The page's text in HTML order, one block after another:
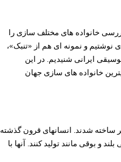
خانواده های مختلف سازی را
نوشتیم و نمونه ای هم از «تنبک»،
ایرانی شنیدیم. در این
خانواده های سازی جهان
ساخته شدند. انسانهای قرون گذشته
و بوقی مانند تولید کنند. آنها با